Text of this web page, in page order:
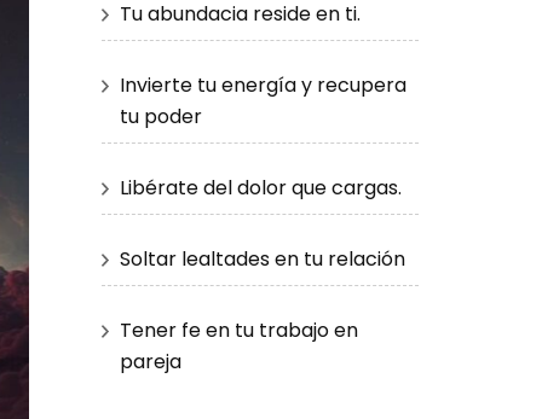
Tu abundacia reside en ti.
Invierte tu energía y recupera
tu poder
Libérate del dolor que cargas.
Soltar lealtades en tu relación
Tener fe en tu trabajo en
pareja